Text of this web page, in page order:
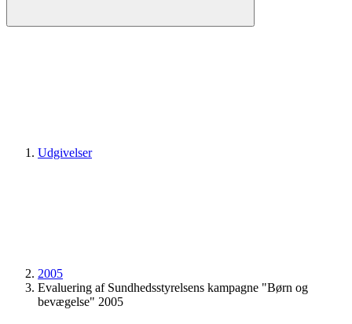
Udgivelser
2005
Evaluering af Sundhedsstyrelsens kampagne "Børn og
bevægelse" 2005